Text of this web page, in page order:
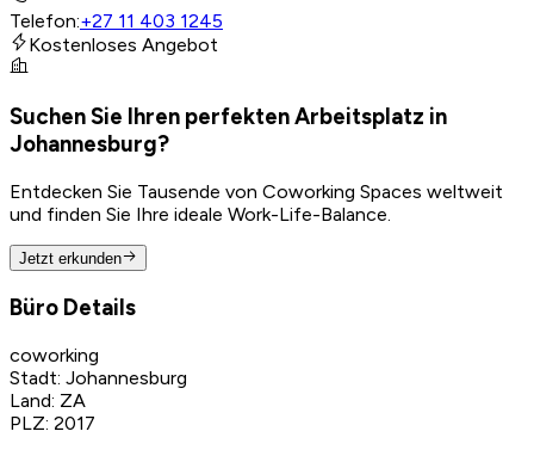
Telefon:+27 11 403 1245
Kostenloses Angebot
Suchen Sie Ihren perfekten Arbeitsplatz in
Johannesburg?
Entdecken Sie Tausende von Coworking Spaces weltweit
und finden Sie Ihre ideale Work-Life-Balance.
Jetzt erkunden
Büro Details
coworking
Stadt: Johannesburg
Land: ZA
PLZ: 2017